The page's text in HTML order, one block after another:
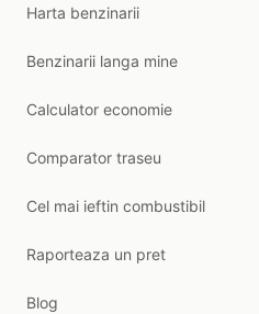
Harta benzinarii
Benzinarii langa mine
Calculator economie
Comparator traseu
Cel mai ieftin combustibil
Raporteaza un pret
Blog